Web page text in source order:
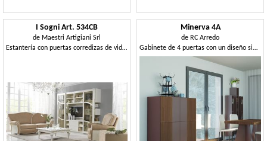
I Sogni Art. 534CB
de Maestri Artigiani Srl
Estantería con puertas corredizas de vidrio
Minerva 4A
de RC Arredo
Gabinete de 4 puertas con un diseño simple y mínimo